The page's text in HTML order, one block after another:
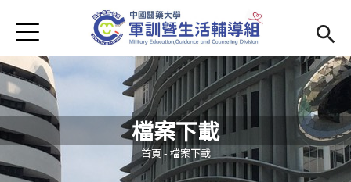
首頁
學務處首頁(link is external)
Open submenu (單位簡介)
單位簡介
最新消息
Open submenu (生活輔導)
生活輔導
Jump to Navigation
Jump to Main content
檔案下載
您在這裡
首頁 - 檔案下載